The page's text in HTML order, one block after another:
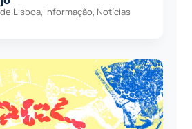
Lisboa, Informação, Notícias